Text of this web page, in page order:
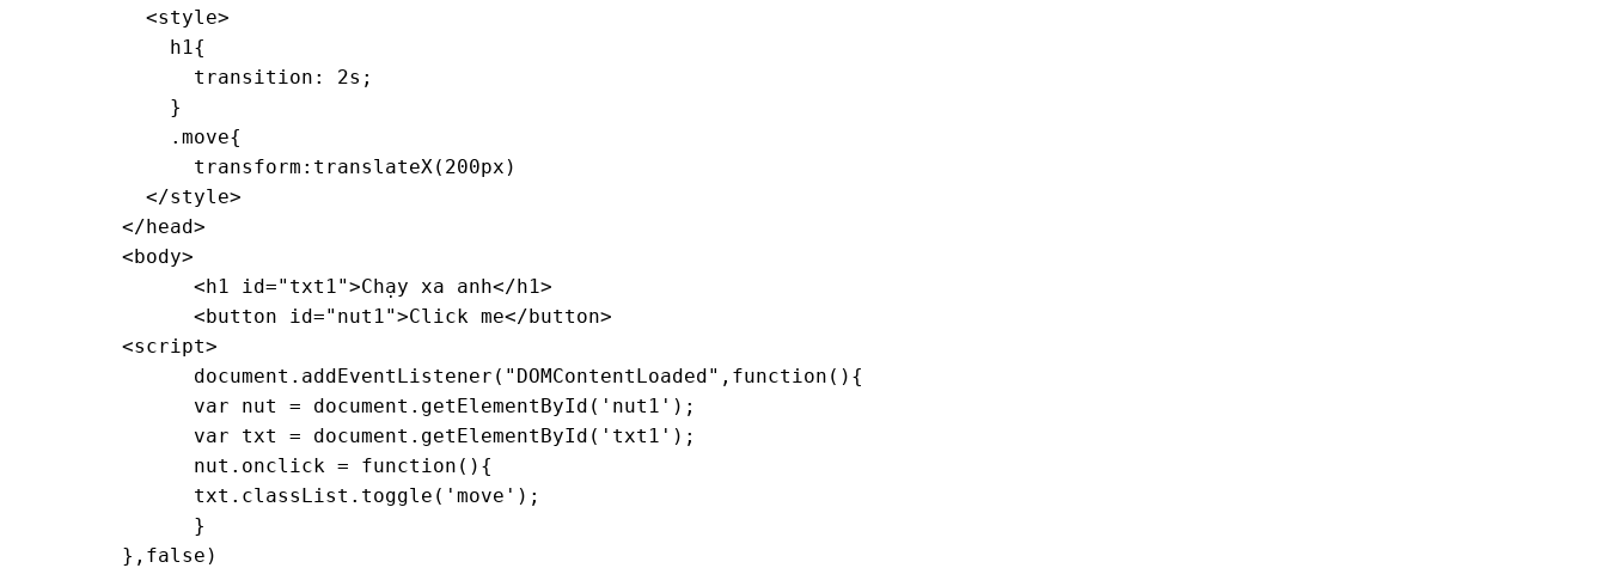
  <style>
    h1{
      transition: 2s;
    }
    .move{
      transform:translateX(200px)
  </style>
</head>
<body>
      <h1 id="txt1">Chạy xa anh</h1>
      <button id="nut1">Click me</button>
<script>
      document.addEventListener("DOMContentLoaded",function(){
      var nut = document.getElementById('nut1');
      var txt = document.getElementById('txt1');
      nut.onclick = function(){
      txt.classList.toggle('move');
      }
},false)